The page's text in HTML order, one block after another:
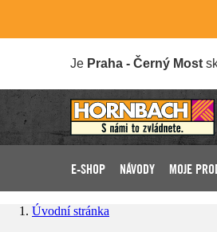
Je Praha - Černý Most
E-SHOP NÁVODY MOJE
Úvodní stránka